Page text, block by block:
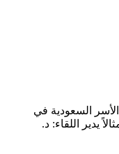
السعودية في
يدير اللقاء: د.